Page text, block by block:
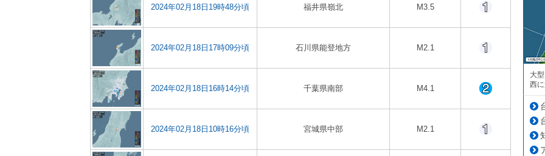
2024年02月18日19時48分頃 福井県嶺北 M3.5
2024年02月18日17時09分頃 石川県能登地方 M2.1
2024年02月18日16時14分頃 千葉県南部 M4.1
2024年02月18日10時16分頃 宮城県中部 M2.1
大
西